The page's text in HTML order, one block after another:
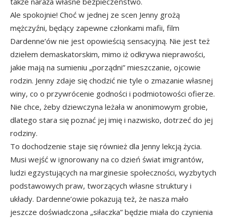
Ale spokojnie! Choć w jednej ze scen Jenny grożą
mężczyźni, będący zapewne członkami mafii, film
Dardenne’ów nie jest opowieścią sensacyjną. Nie jest też
dziełem demaskatorskim, mimo iż odkrywa nieprawości,
jakie mają na sumieniu „porządni” mieszczanie, ojcowie
rodzin. Jenny zdaje się chodzić nie tyle o zmazanie własnej
winy, co o przywrócenie godności i podmiotowości ofierze.
Nie chce, żeby dziewczyna leżała w anonimowym grobie,
dlatego stara się poznać jej imię i nazwisko, dotrzeć do jej
rodziny.
To dochodzenie staje się również dla Jenny lekcją życia.
Musi wejść w ignorowany na co dzień świat imigrantów,
ludzi egzystujących na marginesie społeczności, wyzbytych
podstawowych praw, tworzących własne struktury i
układy. Dardenne’owie pokazują też, że nasza mało
jeszcze doświadczona „siłaczka” będzie miała do czynienia